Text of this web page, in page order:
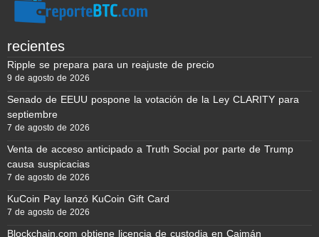
recientes
Ripple se prepara para un reajuste de precio
9 de agosto de 2026
Senado de EEUU pospone la votación de la Ley CLARITY para
septiembre
7 de agosto de 2026
Venta de acceso anticipado a Truth Social por parte de Trump
causa suspicacias
7 de agosto de 2026
KuCoin Pay lanzó KuCoin Gift Card
7 de agosto de 2026